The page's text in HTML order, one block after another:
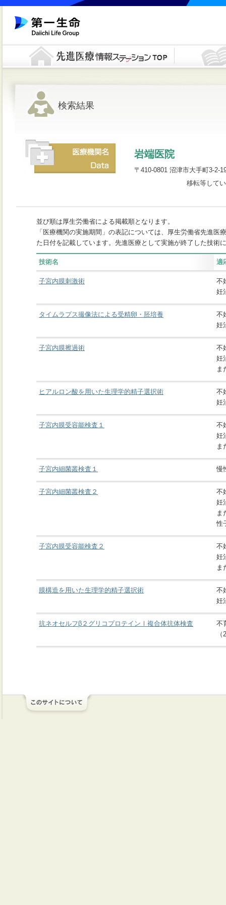
検索結果
岩端医院
〒410-0801 沼津市大手町3-2-
移転等して
並び順は厚生労働省による掲載順となります。
「医療機関の実施期間」の表記については、厚生労働省先進
た日付を記載しています。先進医療として実施が終了した技術
技術名 適
子宮内膜刺激術
不
妊
タイムラプス撮像法による受精卵・胚培養
不
妊
子宮内膜擦過術
不
妊
ま
ヒアルロン酸を用いた生理学的精子選択術
不
妊
子宮内膜受容能検査１
不
妊
ま
子宮内細菌叢検査１ 慢
子宮内細菌叢検査２
不
妊
ま
性
子宮内膜受容能検査２
不
妊
ま
膜構造を用いた生理学的精子選択術
不
妊
抗ネオセルフβ２グリコプロテインⅠ複合体抗体検査
不